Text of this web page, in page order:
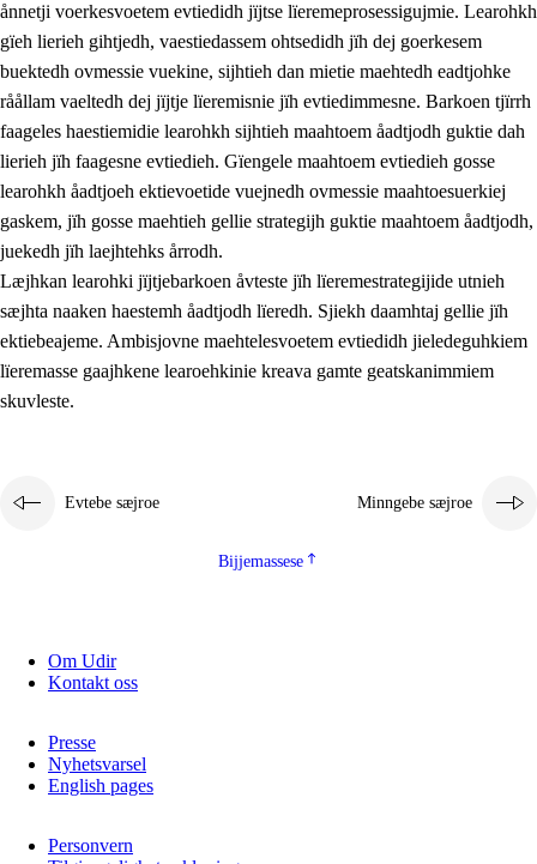
2.1 Sosijaale lïereme jïh evtiedimmie
Maahtoe faagine
2.3 Vihkeles tjiehpiesvoeth
Dåaresthfaageles teemah
ånnetji voerkesvoetem evtiedidh jïjtse lïeremeprosessigujmie. Learohkh
gïeh lierieh gihtjedh, vaestiedassem ohtsedidh jïh dej goerkesem
buektedh ovmessie vuekine, sijhtieh dan mietie maehtedh eadtjohke
råållam vaeltedh dej jïjtje lïeremisnie jïh evtiedimmesne. Barkoen tjïrrh
faageles haestiemidie learohkh sijhtieh maahtoem åadtjodh guktie dah
lierieh jïh faagesne evtiedieh. Gïengele maahtoem evtiedieh gosse
learohkh åadtjoeh ektievoetide vuejnedh ovmessie maahtoesuerkiej
gaskem, jïh gosse maehtieh gellie strategijh guktie maahtoem åadtjodh,
juekedh jïh laejhtehks årrodh.
Læjhkan learohki jïjtjebarkoen åvteste jïh lïeremestrategijide utnieh
sæjhta naaken haestemh åadtjodh lïeredh. Sjiekh daamhtaj gellie jïh
ektiebeajeme. Ambisjovne maehtelesvoetem evtiedidh jieledeguhkiem
lïeremasse gaajhkene learoehkinie kreava gamte geatskanimmiem
skuvleste.
Evtebe sæjroe Minngebe sæjroe
Bijjemassese
Om Udir
Kontakt oss
Presse
Nyhetsvarsel
English pages
Personvern